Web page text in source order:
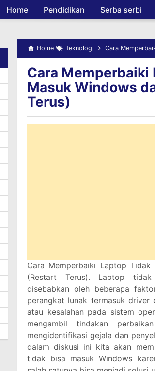
Home Pendidikan Serba serbi
Home Teknologi Cara Memperbaiki
Cara Memperbaiki
Masuk Windows
Terus)
Cara Memperbaiki Laptop
(Restart Terus). Laptop
disebabkan oleh beberapa
perangkat lunak termasuk
atau kesalahan pada sistem
mengambil tindakan
mengidentifikasi gejala dan
dalam diskusi ini kita akan
tidak bisa masuk Windows